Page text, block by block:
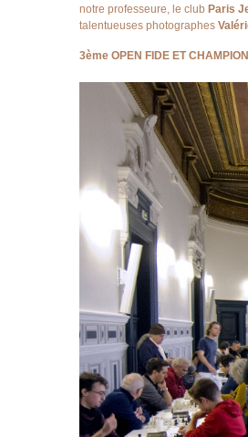
notre professeure, le club Paris
talentueuses photographes
3ème OPEN FIDE ET